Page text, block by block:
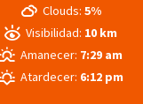
Clouds: 5%
Visibilidad: 10 km
Amanecer: 7:29 am
Atardecer: 6:12 pm